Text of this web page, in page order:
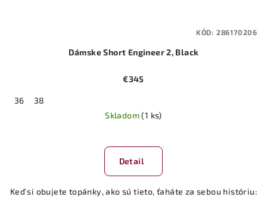
Dámske Short Engineer 2, Black
€345
36
38
Skladom(1 ks)
Detail
Keď si obujete topánky, ako sú tieto, ťaháte za sebou históriu:
KÓD: 286170206